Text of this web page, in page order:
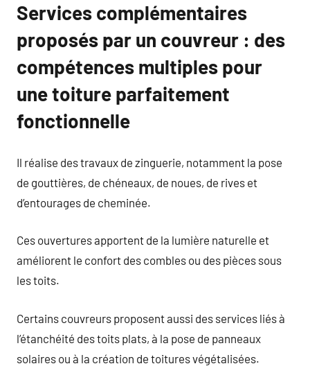
Services complémentaires
proposés par un couvreur : des
compétences multiples pour
une toiture parfaitement
fonctionnelle
Il réalise des travaux de zinguerie, notamment la pose
de gouttières, de chéneaux, de noues, de rives et
d’entourages de cheminée.
Ces ouvertures apportent de la lumière naturelle et
améliorent le confort des combles ou des pièces sous
les toits.
Certains couvreurs proposent aussi des services liés à
l’étanchéité des toits plats, à la pose de panneaux
solaires ou à la création de toitures végétalisées.